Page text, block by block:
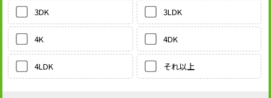
3DK 3LDK
4K 4DK
4LDK それ以上